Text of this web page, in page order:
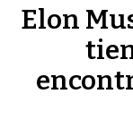
Elon